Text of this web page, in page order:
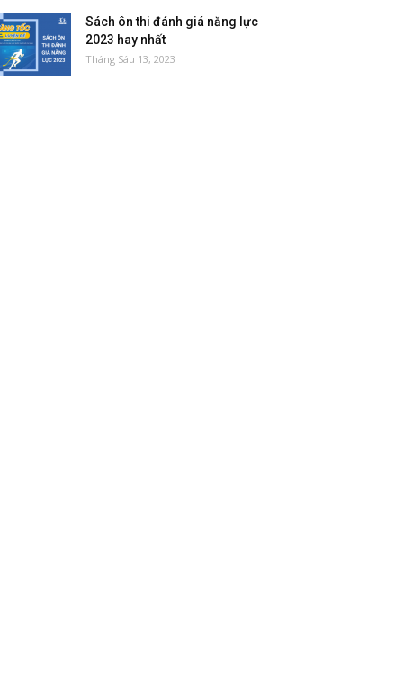
Sách ôn thi đánh giá năng lực
2023 hay nhất
Tháng Sáu 13, 2023